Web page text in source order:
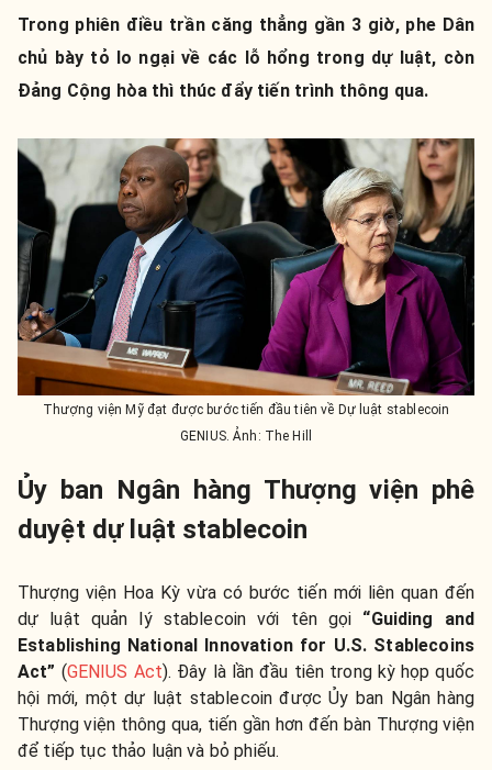
Trong phiên điều trần căng thẳng gần 3 giờ, phe Dân
chủ bày tỏ lo ngại về các lỗ hổng trong dự luật, còn
Đảng Cộng hòa thì thúc đẩy tiến trình thông qua.
Thượng viện Mỹ đạt được bước tiến đầu tiên về Dự luật stablecoin
GENIUS. Ảnh: The Hill
Ủy ban Ngân hàng Thượng viện phê
duyệt dự luật stablecoin
Thượng viện Hoa Kỳ vừa có bước tiến mới liên quan đến
dự luật quản lý stablecoin với tên gọi “Guiding and
Establishing National Innovation for U.S. Stablecoins
Act” (GENIUS Act). Đây là lần đầu tiên trong kỳ họp quốc
hội mới, một dự luật stablecoin được Ủy ban Ngân hàng
Thượng viện thông qua, tiến gần hơn đến bàn Thượng viện
để tiếp tục thảo luận và bỏ phiếu.